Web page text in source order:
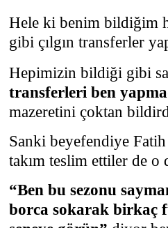
Hele ki benim bildiğim
gibi çılgın transferler
Hepimizin bildiği gibi
transferleri ben
mazeretini çoktan
Sanki beyefendiye
takım teslim ettiler de o
“Ben bu sezonu
borca sokarak birkaç